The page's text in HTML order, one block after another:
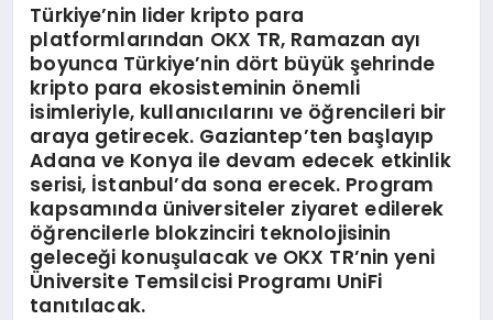
Türkiye’nin lider kripto para
platformlarından OKX TR, Ramazan ayı
boyunca Türkiye’nin dört büyük şehrinde
kripto para ekosisteminin önemli
isimleriyle, kullanıcılarını ve öğrencileri bir
araya getirecek. Gaziantep’ten başlayıp
Adana ve Konya ile devam edecek etkinlik
serisi, İstanbul’da sona erecek. Program
kapsamında üniversiteler ziyaret edilerek
öğrencilerle blokzinciri teknolojisinin
geleceği konuşulacak ve OKX TR’nin yeni
Üniversite Temsilcisi Programı UniFi
tanıtılacak.